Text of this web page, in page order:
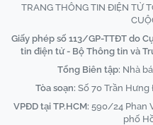
TRANG THÔNG TIN ĐIỆN TỬ
Giấy phép số 113/GP-TTĐT do
tin điện tử - Bộ Thông tin và
Tổng Biên tập: Nhà
Tòa soạn: Số 70 Trần Hưng
VPĐD tại TP.HCM: 590/24 Phan
phố